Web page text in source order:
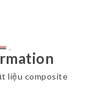
liệu composite